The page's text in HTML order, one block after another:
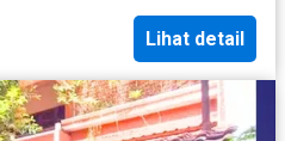
Lihat detail